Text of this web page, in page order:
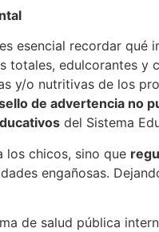
esencial recordar
totales, edulcorantes
y/o nutritivas de los
de advertencia no
del Sistema
los chicos, sino que
engañosas.
de salud pública